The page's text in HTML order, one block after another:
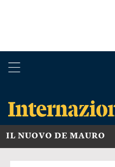
IL NUOVO DE MAURO